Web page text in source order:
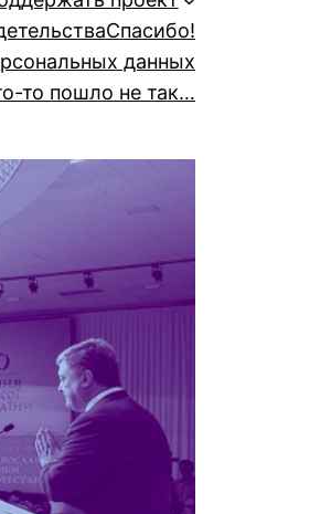
Спасибо!
данных
то пошло не так…